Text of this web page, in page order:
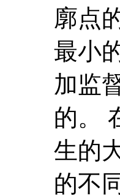
廓点
最小
加监
的。
生的
的不